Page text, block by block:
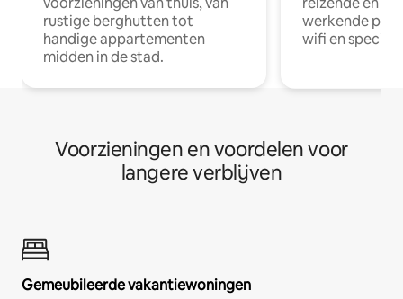
rustige berghutten tot
handige appartementen
midden in de stad.
werkende
wifi en
Voorzieningen en voordelen voor
langere verblijven
Gemeubileerde vakantiewoningen